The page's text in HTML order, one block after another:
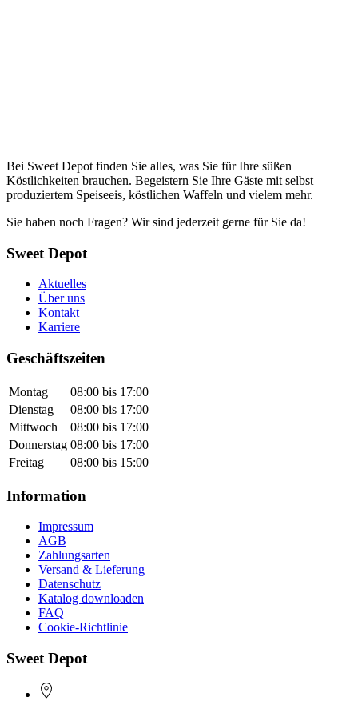
Bei Sweet Depot finden Sie alles, was Sie für Ihre süßen
Köstlichkeiten brauchen. Begeistern Sie Ihre Gäste mit selbst
produziertem Speiseeis, köstlichen Waffeln und vielem mehr.
Sie haben noch Fragen? Wir sind jederzeit gerne für Sie da!
Sweet Depot
Aktuelles
Über uns
Kontakt
Karriere
Geschäftszeiten
Montag
08:00 bis 17:00
Dienstag
08:00 bis 17:00
Mittwoch
08:00 bis 17:00
Donnerstag 08:00 bis 17:00
Freitag
08:00 bis 15:00
Information
Impressum
AGB
Zahlungsarten
Versand & Lieferung
Datenschutz
Katalog downloaden
FAQ
Cookie-Richtlinie
Sweet Depot